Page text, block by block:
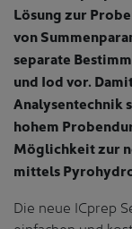
Lösung zur
von
separate
und Iod vor.
Analysentechnik
hohem
Möglichkeit zur
mittels
Die neue ICprep